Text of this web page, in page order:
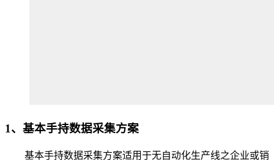
1、基本手持数据采集方案
基本手持数据采集方案适用于无自动化生产线之企业或销